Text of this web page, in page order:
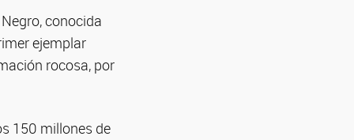
conocida
ejemplar
rocosa, por
150 millones de